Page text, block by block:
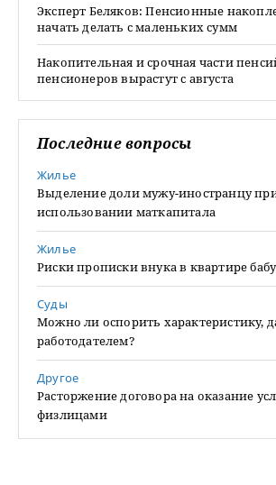
Эксперт Беляков: Пенсионные
начать делать с маленьких сумм
Накопительная и срочная части
пенсионеров вырастут с августа
Последние вопросы
Жилье
Выделение доли мужу-иностранцу
использовании маткапитала
Жилье
Риски прописки внука в квартире
Суды
Можно ли оспорить характеристику,
работодателем?
Другое
Расторжение договора на оказание
физлицами